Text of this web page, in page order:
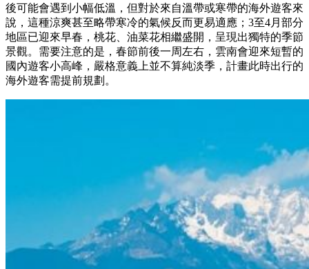
後可能會遇到小幅低溫，但對於來自溫帶或寒帶的海外遊客來
說，這種涼爽甚至略帶寒冷的氣候反而更易適應；3至4月部分
地區已迎來早春，桃花、油菜花相繼盛開，呈現出獨特的季節
景觀。需要注意的是，春節前後一周左右，雲南會迎來短暫的
國內遊客小高峰，嚴格意義上並不算純淡季，計畫此時出行的
海外遊客需提前規劃。